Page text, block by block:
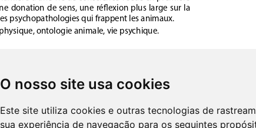
O nosso site usa cookies
Este site utiliza cookies e outras tecnologias de
sua experiência de navegação para os seguintes